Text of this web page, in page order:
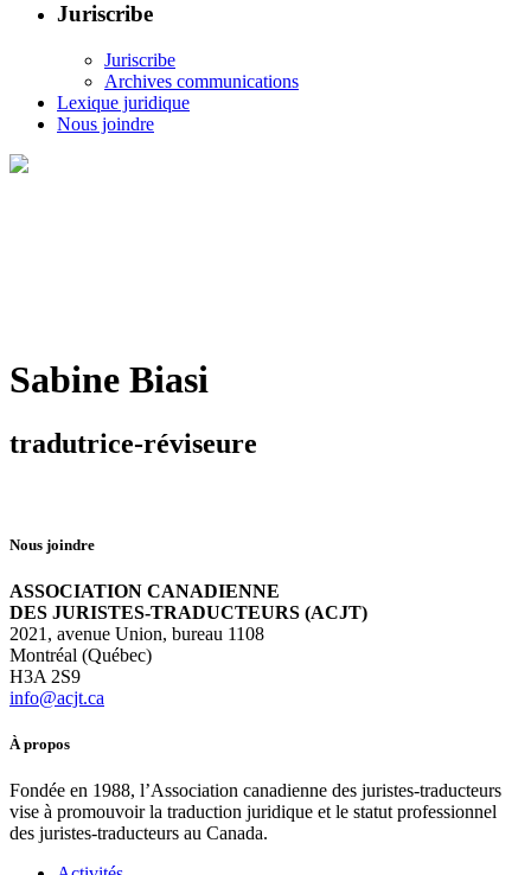
Juriscribe
Juriscribe
Archives communications
Lexique juridique
Nous joindre
Sabine Biasi
tradutrice-réviseure
Nous joindre
ASSOCIATION CANADIENNE
DES JURISTES-TRADUCTEURS (ACJT)
2021, avenue Union, bureau 1108
Montréal (Québec)
H3A 2S9
info@acjt.ca
À propos
Fondée en 1988, l’Association canadienne des juristes-traducteurs
vise à promouvoir la traduction juridique et le statut professionnel
des juristes-traducteurs au Canada.